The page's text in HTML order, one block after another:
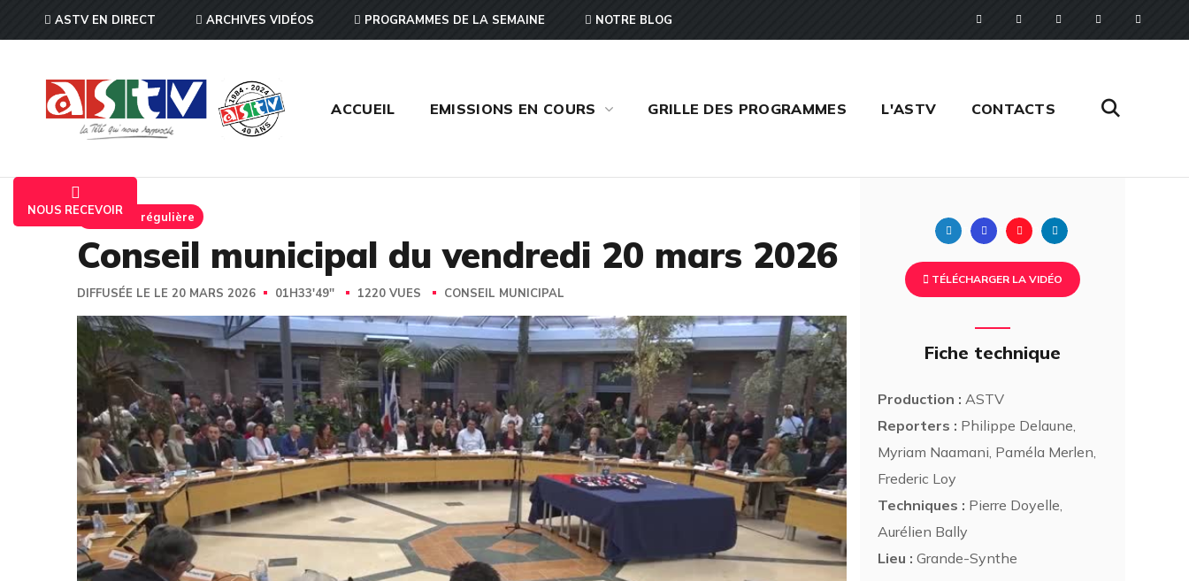
ASTV EN DIRECT ARCHIVES VIDÉOS PROGRAMMES DE LA SEMAINE NOTRE BLOG
ACCUEIL EMISSIONS EN COURS GRILLE DES PROGRAMMES L'ASTV CONTACTS
NOUS RECEVOIREmission régulière
Conseil municipal du vendredi 20 mars 2026
DIFFUSÉE LE LE 20 MARS 2026 01H33'49'' 1220 VUES CONSEIL MUNICIPAL
Twitter FacebookPinterest
TÉLÉCHARGER LA VIDÉO
Fiche technique
Production : ASTV
Reporters : Philippe Delaune,
Myriam Naamani, Paméla Merlen,
Frederic Loy
Techniques : Pierre Doyelle,
Aurélien Bally
Lieu : Grande-Synthe